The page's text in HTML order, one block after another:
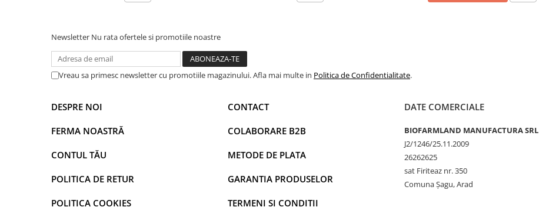
Newsletter Nu rata ofertele si promotiile noastre
Vreau sa primesc newsletter cu promotiile magazinului. Afla mai multe in Politica de Confidentialitate.
DESPRE NOI
FERMA NOASTRĂ
CONTUL TĂU
POLITICA DE RETUR
POLITICA COOKIES
CONTACT
COLABORARE B2B
METODE DE PLATA
GARANTIA PRODUSELOR
TERMENI SI CONDITII
DATE COMERCIALE
BIOFARMLAND MANUFACTURA SRL
J2/1246/25.11.2009
26262625
sat Firiteaz nr. 350
Comuna Șagu, Arad